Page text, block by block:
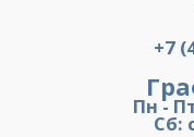
+7
Пн -
Сб: